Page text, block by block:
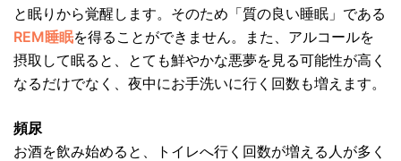
と眠りから覚醒します。そのため「質の良い睡眠」である
REM睡眠を得ることができません。また、アルコールを
摂取して眠ると、とても鮮やかな悪夢を見る可能性が高く
なるだけでなく、夜中にお手洗いに行く回数も増えます。
頻尿
お酒を飲み始めると、トイレへ行く回数が増える人が多く